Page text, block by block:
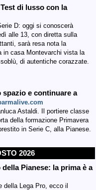
di lusso con la
D: oggi si conoscerà
alle 13, con diretta sulla
sarà resa nota la
in casa Montevarchi vista la
di autentiche corazzate.
e continuare a
Astaldi. Il portiere classe
della formazione Primavera
in Serie C, alla Pianese.
2026
Pianese: la prima è a
della Lega Pro, ecco il